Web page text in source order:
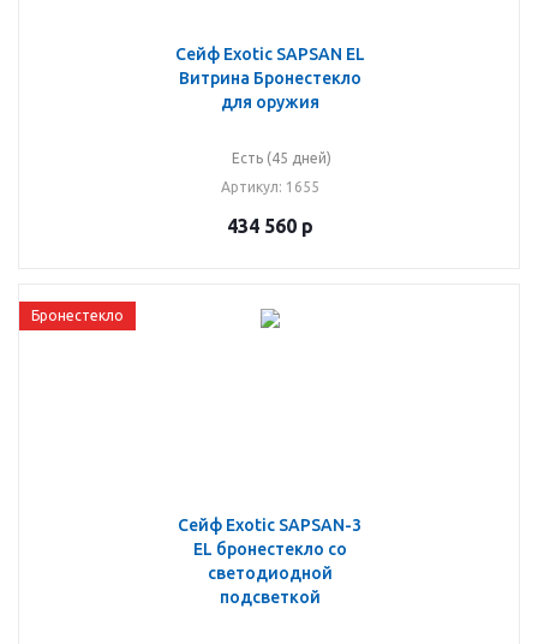
Сейф Exotic SAPSAN EL
Витрина Бронестекло
для оружия
Есть (45 дней)
Артикул: 1655
434 560р
Бронестекло
Сейф Exotic SAPSAN-3
EL бронестекло со
светодиодной
подсветкой